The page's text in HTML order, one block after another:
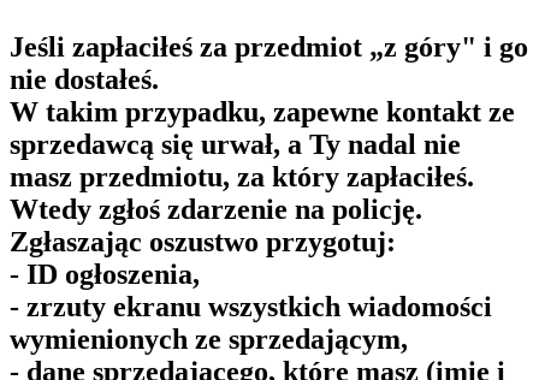
Jeśli zapłaciłeś za przedmiot „z góry" i go
nie dostałeś.
W takim przypadku, zapewne kontakt ze
sprzedawcą się urwał, a Ty nadal nie
masz przedmiotu, za który zapłaciłeś.
Wtedy zgłoś zdarzenie na policję.
Zgłaszając oszustwo przygotuj:
- ID ogłoszenia,
- zrzuty ekranu wszystkich wiadomości
wymienionych ze sprzedającym,
- dane sprzedającego, które masz (imię i